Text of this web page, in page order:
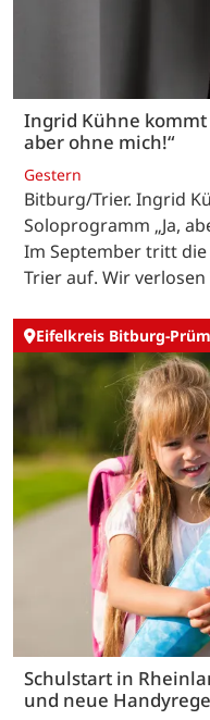
Ingrid Kühne kommt
aber ohne mich!“
Gestern
Bitburg/Trier. Ingrid
Soloprogramm „Ja,
Im September tritt
Trier auf. Wir verlosen
Eifelkreis Bitburg-Prüm
Schulstart in
und neue